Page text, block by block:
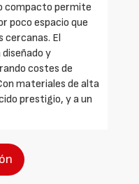
compacto permite
poco espacio que
cercanas. El
y
costes de
materiales de alta
prestigio, y a un